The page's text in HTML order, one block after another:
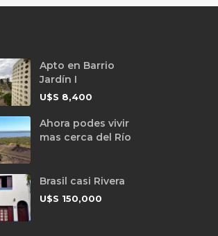
Apto en Barrio
Jardín I
U$S 8,400
Ahora podes vivir
mas cerca del Río
Brasil casi Rivera
U$S 150,000